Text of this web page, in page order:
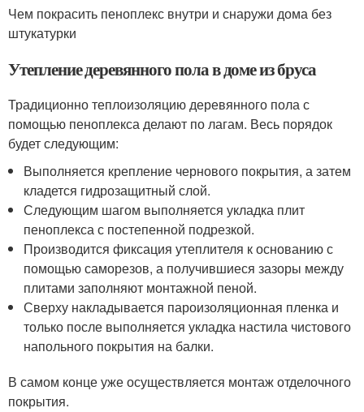
Чем покрасить пеноплекс внутри и снаружи дома без
штукатурки
Утепление деревянного пола в доме из бруса
Традиционно теплоизоляцию деревянного пола с
помощью пеноплекса делают по лагам. Весь порядок
будет следующим:
Выполняется крепление чернового покрытия, а затем
кладется гидрозащитный слой.
Следующим шагом выполняется укладка плит
пеноплекса с постепенной подрезкой.
Производится фиксация утеплителя к основанию с
помощью саморезов, а получившиеся зазоры между
плитами заполняют монтажной пеной.
Сверху накладывается пароизоляционная пленка и
только после выполняется укладка настила чистового
напольного покрытия на балки.
В самом конце уже осуществляется монтаж отделочного
покрытия.